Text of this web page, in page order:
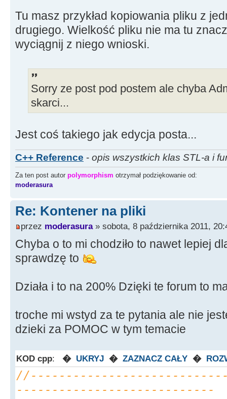
Tu masz przykład kopiowania pliku z
drugiego. Wielkość pliku nie ma tu
wyciągnij z niego wnioski.
Sorry ze post pod postem ale chyba
skarci...
Jest coś takiego jak edycja posta...
C++ Reference - opis wszystkich klas STL-a i
Za ten post autor polymorphism otrzymał podziękowanie od:
moderasura
Re: Kontener na pliki
przez moderasura» sobota, 8 października 2011,
Chyba o to mi chodziło to nawet lepiej
sprawdzę to
Działa i to na 200% Dzięki te forum to
troche mi wstyd za te pytania ale nie
dzieki za POMOC w tym temacie
KOD cpp: � UKRYJ � ZAZNACZ CAŁY �
----------------------------